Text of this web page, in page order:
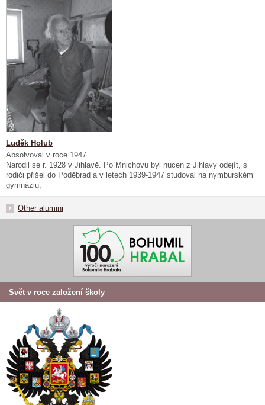
Luděk Holub
Absolvoval v roce 1947.
Narodil se r. 1928 v Jihlavě. Po Mnichovu byl nucen z Jihlavy odejít, s
rodiči přišel do Poděbrad a v letech 1939-1947 studoval na nymburském
gymnáziu,
Other alumini
Svět v roce založení školy